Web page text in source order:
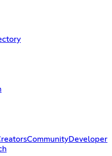
CommunityDeveloper